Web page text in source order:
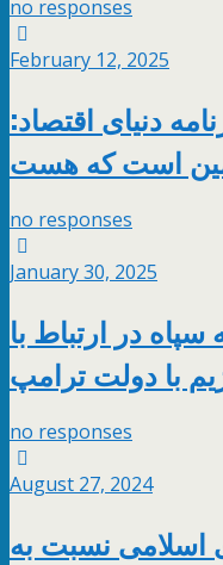
no responses
February 12, 2025
دنیای اقتصاد:
no responses
January 30, 2025
سپاه در ارتباط با
با دولت ترامپ
no responses
August 27, 2024
اسلامی نسبت به